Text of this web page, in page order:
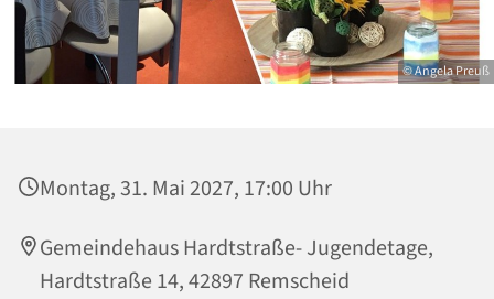
© Angela Preuß
Montag, 31. Mai 2027, 17:00 Uhr
Gemeindehaus Hardtstraße- Jugendetage,
Hardtstraße 14, 42897 Remscheid